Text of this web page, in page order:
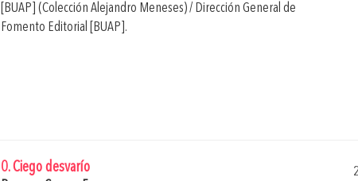
[BUAP] (Colección Alejandro Meneses) / Dirección General de
Fomento Editorial [BUAP].
0. Ciego desvarío